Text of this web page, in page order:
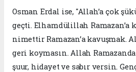
Osman Erdal ise, "Allah’a çok
geçti. Elhamdülillah Ramazan’a
nimettir Ramazan’a kavuşmak.
geri koymasın. Allah
şuur, hidayet ve sabır versin.